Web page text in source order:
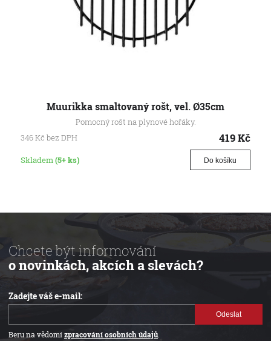
Muurikka smaltovaný rošt, vel. Ø35cm
Pomocný rošt na plynové hořáky.
346Kč bez DPH 419Kč
Skladem (5+ ks) Do košíku
Chcete být informování
o novinkách, akcích a slevách?
Zadejte váš e-mail:
Odeslat
Beru na vědomízpracování osobních údajů.